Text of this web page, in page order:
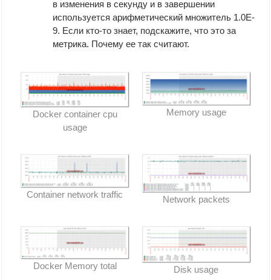
в изменения в секунду и в завершении
используется арифметический множитель 1.0E-
9. Если кто-то знает, подскажите, что это за
метрика. Почему ее так считают.
Docker container cpu
usage
Memory usage
Container network traffic Network packets
Docker Memory total Disk usage